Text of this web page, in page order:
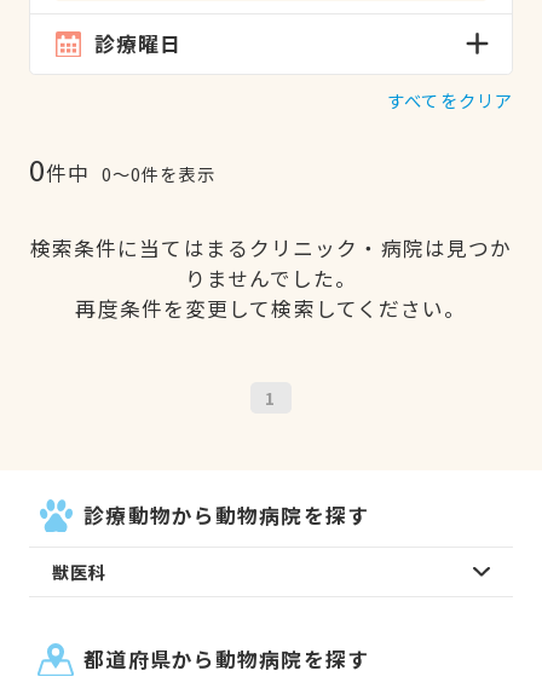
診療曜日
すべてをクリア
0件中 0〜0件を表示
検索条件に当てはまるクリニック・病院は見つか
りませんでした。
再度条件を変更して検索してください。
1
診療動物から動物病院を探す
獣医科
都道府県から動物病院を探す